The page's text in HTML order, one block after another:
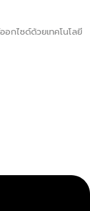
อกไซด์ด้วยเทคโนโลยี